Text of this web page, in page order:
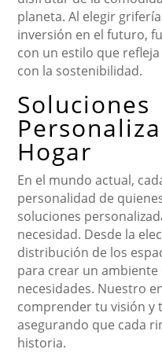
planeta. Al elegir
inversión en el futuro,
con un estilo que
con la sostenibilidad.
Soluciones
Hogar
En el mundo actual,
personalidad de
soluciones
necesidad. Desde la
distribución de los
para crear un
necesidades. Nuestro
comprender tu visión y
asegurando que cada
historia.